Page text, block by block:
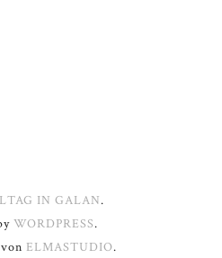
IN GALAN.
WORDPRESS.
ELMASTUDIO.